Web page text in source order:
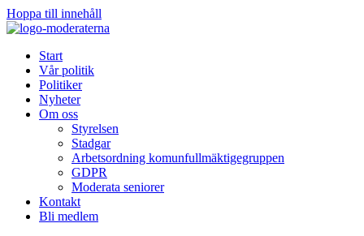
Hoppa till innehåll
Start
Vår politik
Politiker
Nyheter
Om oss
Styrelsen
Stadgar
Arbetsordning komunfullmäktigegruppen
GDPR
Moderata seniorer
Kontakt
Bli medlem